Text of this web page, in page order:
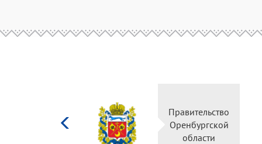
Правительство
Оренбургской
области